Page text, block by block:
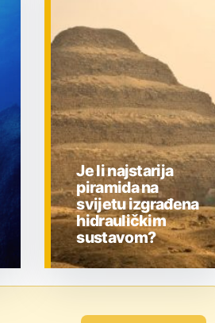
Je li najstarija
piramida na
svijetu izgrađena
hidrauličkim
sustavom?